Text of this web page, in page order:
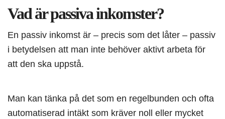
Vad är passiva inkomster?
En passiv inkomst är – precis som det låter – passiv
i betydelsen att man inte behöver aktivt arbeta för
att den ska uppstå.
Man kan tänka på det som en regelbunden och ofta
automatiserad intäkt som kräver noll eller mycket